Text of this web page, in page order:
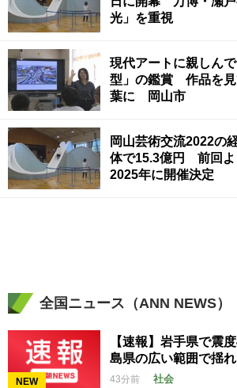
光」を重視
現代アートに親しん
型」の鑑賞 作品を見
葉に 岡山市
岡山芸術交流2022
体で15.3億円 前回
2025年に開催決定
全国ニュース（ANN NEWS）
NEW
【速報】岩手県で
島県の広い範囲で揺れ
43分前 社会